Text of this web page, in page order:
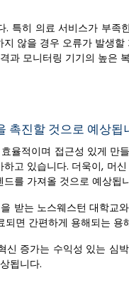
특히 의료 서비스가 부족
않을 경우 오류가 발생
모니터링 기기의 높은
촉진할 것으로 예상됩
율적이며 접근성 있게 만
고 있습니다. 더욱이, 머
를 가져올 것으로 예상됩
받는 노스웨스턴 대학교
면 간편하게 용해되는 용
증가는 수익성 있는 심
됩니다.